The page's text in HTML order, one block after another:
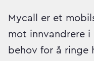
Mycall er et
mot innvandrere
behov for å ringe